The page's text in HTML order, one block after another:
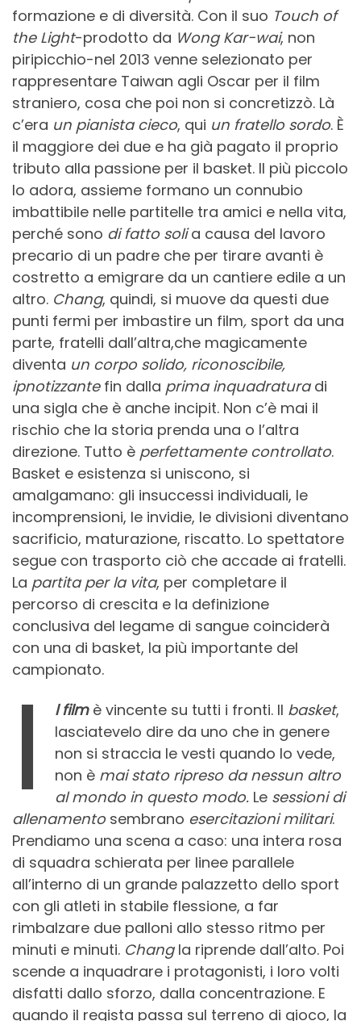
formazione e di diversità. Con il suo Touch of
the Light-prodotto da Wong Kar-wai, non
piripicchio-nel 2013 venne selezionato per
rappresentare Taiwan agli Oscar per il film
straniero, cosa che poi non si concretizzò. Là
c’era un pianista cieco, qui un fratello sordo. È
il maggiore dei due e ha già pagato il proprio
tributo alla passione per il basket. Il più piccolo
lo adora, assieme formano un connubio
imbattibile nelle partitelle tra amici e nella vita,
perché sono di fatto solia causa del lavoro
precario di un padre che per tirare avanti è
costretto a emigrare da un cantiere edile a un
altro. Chang, quindi, si muove da questi due
punti fermi per imbastire un film, sport da una
parte, fratelli dall’altra,che magicamente
diventa un corpo solido, riconoscibile,
ipnotizzantefin dalla prima inquadraturadi
una sigla che è anche incipit. Non c’è mai il
rischio che la storia prenda una o l’altra
direzione. Tutto è perfettamente controllato.
Basket e esistenza si uniscono, si
amalgamano: gli insuccessi individuali, le
incomprensioni, le invidie, le divisioni diventano
sacrificio, maturazione, riscatto. Lo spettatore
segue con trasporto ciò che accade ai fratelli.
La partita per la vita, per completare il
percorso di crescita e la definizione
conclusiva del legame di sangue coinciderà
con una di basket, la più importante del
campionato.
I l filmè vincente su tutti i fronti. Il basket,
lasciatevelo dire da uno che in genere
non si straccia le vesti quando lo vede,
non è mai stato ripreso da nessun altro
al mondo in questo modo. Le sessioni di
allenamentosembrano esercitazioni militari.
Prendiamo una scena a caso: una intera rosa
di squadra schierata per linee parallele
all’interno di un grande palazzetto dello sport
con gli atleti in stabile flessione, a far
rimbalzare due palloni allo stesso ritmo per
minuti e minuti. Chang la riprende dall’alto. Poi
scende a inquadrare i protagonisti, i loro volti
disfatti dallo sforzo, dalla concentrazione. E
quando il regista passa sul terreno di gioco, la